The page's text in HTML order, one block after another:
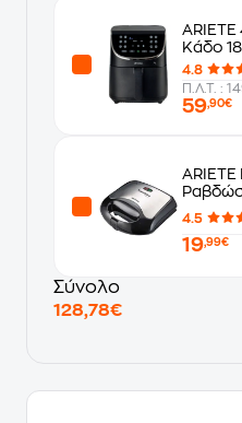
Κάδο
4.8
Π.Λ.Τ. :
59,90€
ARIETE
4.5
19,99€
Σύνολο
128,78€